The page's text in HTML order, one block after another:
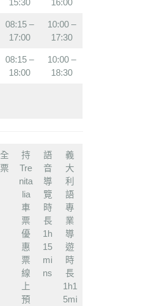
15:30
16:00
08:15 –
17:00
10:00 –
17:30
08:15 –
18:00
10:00 –
18:30
全
票
持
Tre
nita
lia
車
票
優
惠
票
線
上
預
語
音
導
覽
時
長
1h
15
mi
ns
義
大
利
語
專
業
導
遊
時
長
1h1
5mi